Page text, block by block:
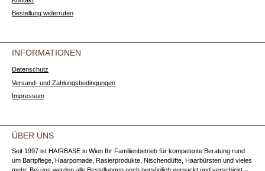
Bestellung widerrufen
INFORMATIONEN
Datenschutz
Versand- und Zahlungsbedingungen
Impressum
ÜBER UNS
Seit 1997 ist HAIRBASE in Wien Ihr Familienbetrieb für kompetente Beratung rund
um Bartpflege, Haarpomade, Rasierprodukte, Nischendüfte, Haarbürsten und vieles